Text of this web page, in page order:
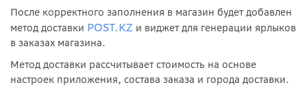
После корректного заполнения в магазин будет добавлен
метод доставки POST.KZ и виджет для генерации ярлыков
в заказах магазина.
Метод доставки рассчитывает стоимость на основе
настроек приложения, состава заказа и города доставки.